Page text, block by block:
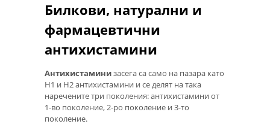
Билкови, натурални и
фармацевтични
антихистамини
Антихистаминизасега са само на пазара като
H1 и H2 антихистамини и се делят на така
наречените три поколения: антихистамини от
1-во поколение, 2-ро поколение и 3-то
поколение.